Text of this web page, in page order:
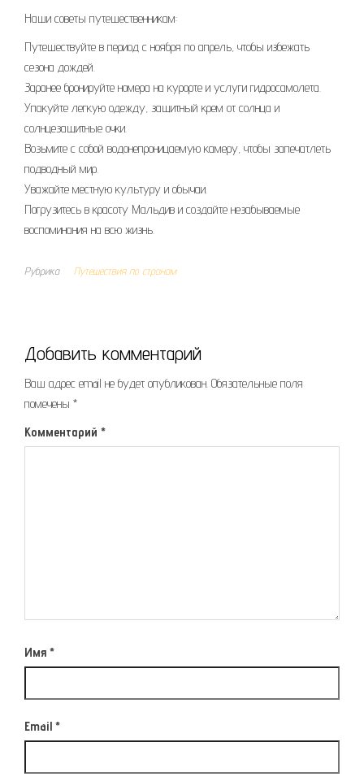
Наши советы путешественникам:
Путешествуйте в период с ноября по апрель, чтобы избежать
сезона дождей.
Заранее бронируйте номера на курорте и услуги гидросамолета.
Упакуйте легкую одежду, защитный крем от солнца и
солнцезащитные очки.
Возьмите с собой водонепроницаемую камеру, чтобы запечатлеть
подводный мир.
Уважайте местную культуру и обычаи.
Погрузитесь в красоту Мальдив и создайте незабываемые
воспоминания на всю жизнь.
Рубрика Путешествия по странам
Добавить комментарий
Ваш адрес email не будет опубликован. Обязательные поля
помечены *
Комментарий *
Имя *
Email *